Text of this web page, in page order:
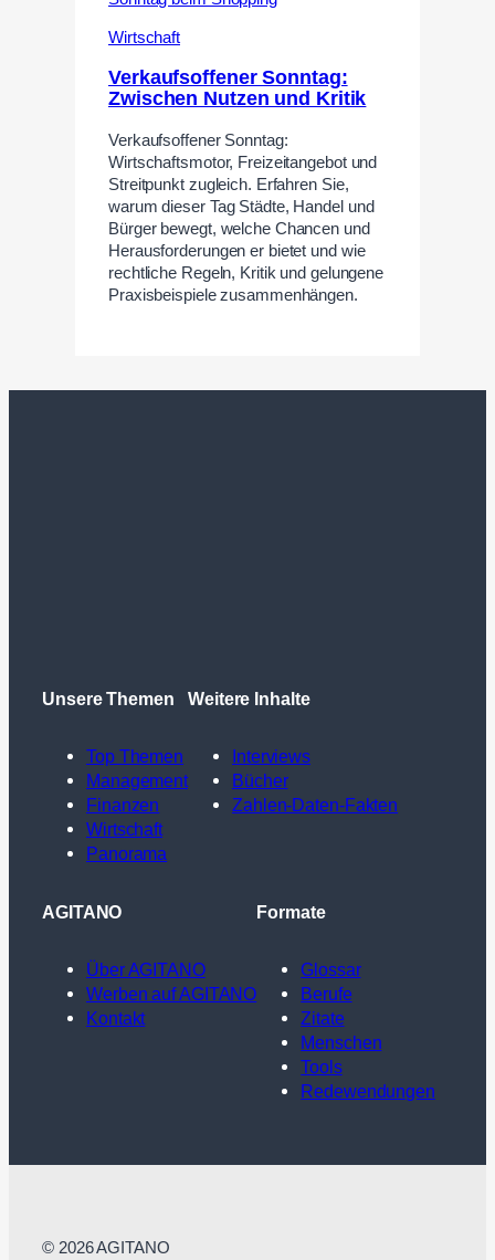
Wirtschaft
Verkaufsoffener Sonntag:
Zwischen Nutzen und Kritik
Verkaufsoffener Sonntag:
Wirtschaftsmotor, Freizeitangebot und
Streitpunkt zugleich. Erfahren Sie,
warum dieser Tag Städte, Handel und
Bürger bewegt, welche Chancen und
Herausforderungen er bietet und wie
rechtliche Regeln, Kritik und gelungene
Praxisbeispiele zusammenhängen.
Unsere Themen
Top Themen
Management
Finanzen
Wirtschaft
Panorama
Weitere Inhalte
Interviews
Bücher
Zahlen-Daten-Fakten
AGITANO
Über AGITANO
Werben auf AGITANO
Kontakt
Formate
Glossar
Berufe
Zitate
Menschen
Tools
Redewendungen
© 2026 AGITANO